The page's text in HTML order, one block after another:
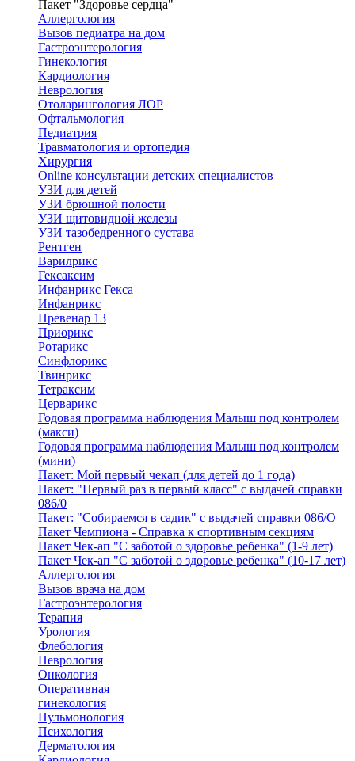
Пакет "Здоровье сердца"
Аллергология
Вызов педиатра на дом
Гастроэнтерология
Гинекология
Кардиология
Неврология
Отоларингология ЛОР
Офтальмология
Педиатрия
Травматология и ортопедия
Хирургия
Online консультации детских специалистов
УЗИ для детей
УЗИ брюшной полости
УЗИ щитовидной железы
УЗИ тазобедренного сустава
Рентген
Варилрикс
Гексаксим
Инфанрикс Гекса
Инфанрикс
Превенар 13
Приорикс
Ротарикс
Синфлорикс
Твинрикс
Тетраксим
Церварикс
Годовая программа наблюдения Малыш под контролем
(макси)
Годовая программа наблюдения Малыш под контролем
(мини)
Пакет: Мой первый чекап (для детей до 1 года)
Пакет: "Первый раз в первый класс" с выдачей справки
086/0
Пакет: "Собираемся в садик" с выдачей справки 086/О
Пакет Чемпиона - Справка к спортивным секциям
Пакет Чек-ап "С заботой о здоровье ребенка" (1-9 лет)
Пакет Чек-ап "С заботой о здоровье ребенка" (10-17 лет)
Аллергология
Вызов врача на дом
Гастроэнтерология
Терапия
Урология
Флебология
Неврология
Онкология
Оперативная
гинекология
Пульмонология
Психология
Дерматология